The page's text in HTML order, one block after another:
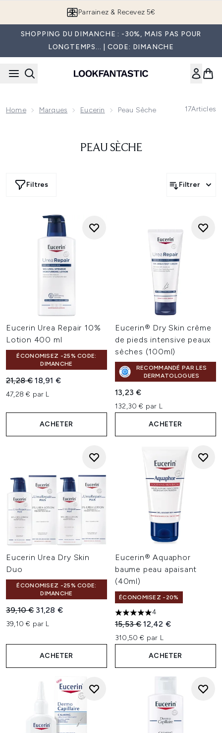
Parrainez & Recevez 5€
SHOPPING DU DIMANCHE : -30%, MAIS PAS POUR
LONGTEMPS... | CODE: DIMANCHE
Home Marques Eucerin Peau Sèche 17Articles
PEAU SÈCHE
Filtres Filtrer
Eucerin Urea Repair 10%
Lotion 400 ml
ÉCONOMISEZ -25% CODE:
DIMANCHE
Prix de vente :
21,28 €Prix ​​actuel :
18,91 €
47,28 € par L
ACHETER
Eucerin® Dry Skin crème
de pieds intensive peaux
sèches (100ml)
RECOMMANDÉ PAR LES
DERMATOLOGUES
13,23 €
132,30 € par L
ACHETER
Eucerin Urea Dry Skin
Duo
ÉCONOMISEZ -25% CODE:
DIMANCHE
Prix de vente :
39,10 € Prix ​​actuel :
31,28 €
39,10 € par L
ACHETER
Eucerin® Aquaphor
baume peau apaisant
(40ml)
ÉCONOMISEZ -20%
5 étoiles sur un maximum de
4
Prix de vente :
15,53 €Prix ​​actuel :
12,42 €
310,50 € par L
ACHETER